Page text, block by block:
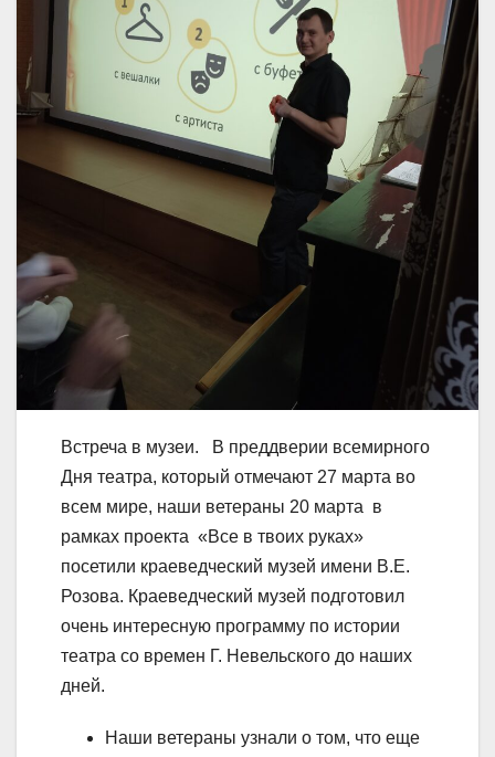
Встреча в музеи. В преддверии всемирного
Дня театра, который отмечают 27 марта во
всем мире, наши ветераны 20 марта в
рамках проекта «Все в твоих руках»
посетили краеведческий музей имени В.Е.
Розова. Краеведческий музей подготовил
очень интересную программу по истории
театра со времен Г. Невельского до наших
дней.
Наши ветераны узнали о том, что еще